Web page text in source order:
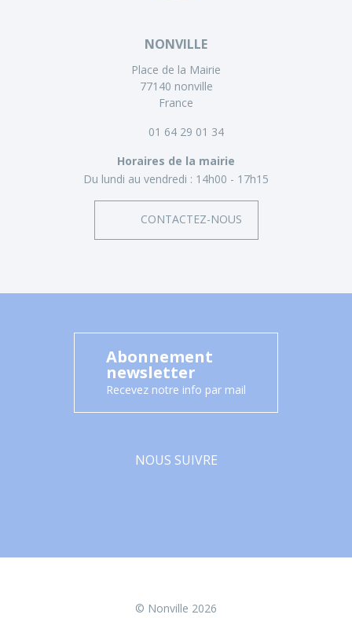
NONVILLE
Place de la Mairie
77140 nonville
France
01 64 29 01 34
Horaires de la mairie
Du lundi au vendredi : 14h00 - 17h15
CONTACTEZ-NOUS
Abonnement
newsletter
Recevez notre info par mail
NOUS SUIVRE
© Nonville 2026